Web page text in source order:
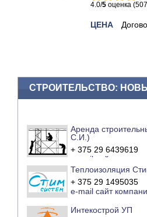
4.0/5 оценка
ЦЕНА
СТРОИТЕЛЬСТВО:
Аренда
С.И.)
+ 375 29 6439619
e-mail
сайт компании
Теплоизоляция
+ 375 29 1495035
e-mail сайт
Интекострой УП